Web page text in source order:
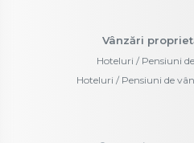
Vânzări
Hoteluri / Pensiuni
Hoteluri / Pensiuni de